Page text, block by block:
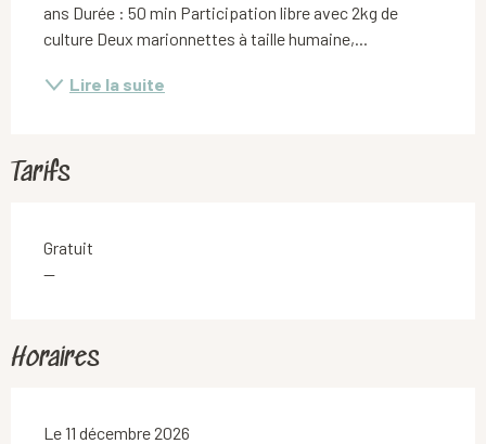
ans Durée : 50 min Participation libre avec 2kg de
culture Deux marionnettes à taille humaine,...
Lire la suite
Tarifs
Gratuit
—
Horaires
Le 11 décembre 2026